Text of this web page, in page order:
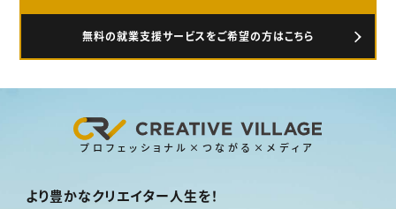
無料の就業支援サービスをご希望の方はこちら
プロフェッショナル×つながる×メディア
より豊かなクリエイター人生を！